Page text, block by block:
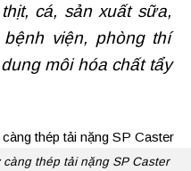
cá, sản xuất sữa,
viện, phòng thí
môi hóa chất tẩy
thép tải nặng SP Caster